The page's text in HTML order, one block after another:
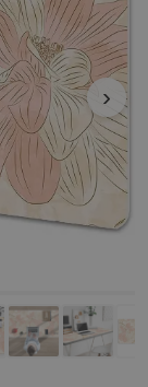
›